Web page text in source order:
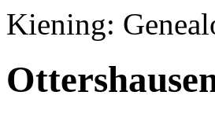
Kiening: